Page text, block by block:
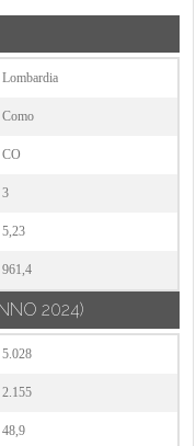
con
Lombardia
Como
CO
3
5,23
961,4
2024)
5.028
2.155
48,9